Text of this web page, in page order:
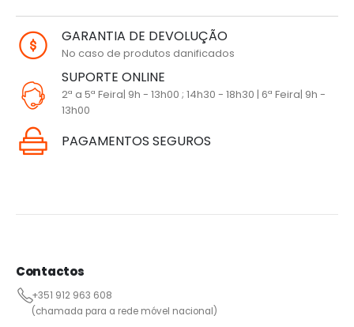
GARANTIA DE DEVOLUÇÃO
No caso de produtos danificados
SUPORTE ONLINE
2ª a 5ª Feira| 9h - 13h00 ; 14h30 - 18h30 | 6ª Feira| 9h -
13h00
PAGAMENTOS SEGUROS
Contactos
+351 912 963 608
(chamada para a rede móvel nacional)